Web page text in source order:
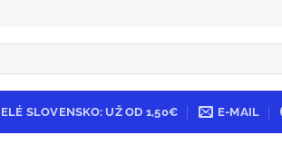
SLOVENSKO: UŽ OD 1,50€ E-MAIL